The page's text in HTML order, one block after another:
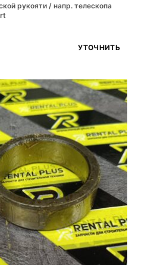
рукояти / напр. телескопа
УТОЧНИТЬ